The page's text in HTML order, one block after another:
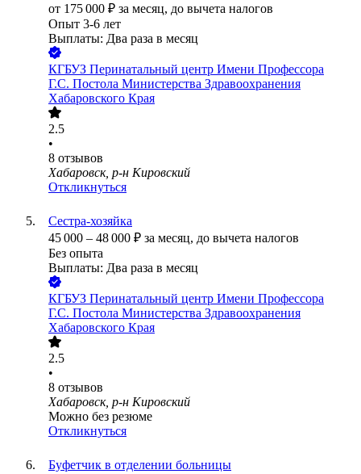
от 175 000 ₽ за месяц, до вычета налогов
Опыт 3-6 лет
Выплаты: Два раза в месяц
КГБУЗ Перинатальный центр Имени Профессора
Г.С. Постола Министерства Здравоохранения
Хабаровского Края
2.5
•
8 отзывов
Хабаровск, р-н Кировский
Откликнуться
Сестра-хозяйка
45 000 – 48 000 ₽ за месяц, до вычета налогов
Без опыта
Выплаты: Два раза в месяц
КГБУЗ Перинатальный центр Имени Профессора
Г.С. Постола Министерства Здравоохранения
Хабаровского Края
2.5
•
8 отзывов
Хабаровск, р-н Кировский
Можно без резюме
Откликнуться
Буфетчик в отделении больницы